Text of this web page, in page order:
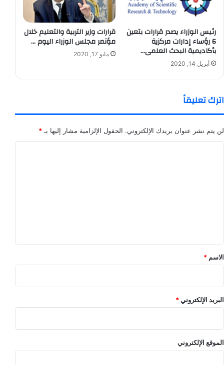
رئيس الوزراء يصدر قرارات بتعين
6 رؤساء إدارات مركزية
بأكاديمية البحث العلمى…
أبريل 14, 2020
قرارات وزير التربية والتعليم خلال
مؤتمر مجلس الوزراء اليوم …
مايو 17, 2020
اترك تعليقاً
لن يتم نشر عنوان بريدك الإلكتروني. الحقول الإلزامية مشار إليها بـ *
*
الاسم *
البريد الإلكتروني*
الموقع الإلكتروني